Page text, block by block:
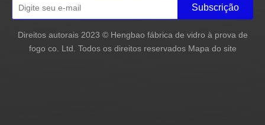
classificação de fogo?
classificação de fogo
comum de vidros